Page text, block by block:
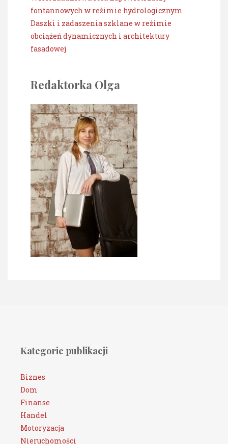
fontannowych w reżimie hydrologicznym
Daszki i zadaszenia szklane w reżimie
obciążeń dynamicznych i architektury
fasadowej
Redaktorka Olga
Kategorie publikacji
Biznes
Dom
Finanse
Handel
Motoryzacja
Nieruchomości